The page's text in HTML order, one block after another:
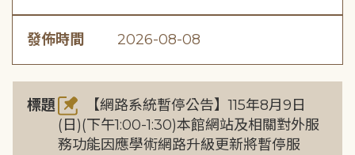
發佈時間 2026-08-08
標題
【網路系統暫停公告】115年8月9日
(日)(下午1:00-1:30)本館網站及相關對外服
務功能因應學術網路升級更新將暫停服